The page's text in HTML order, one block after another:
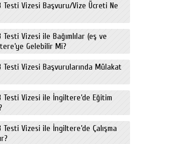
Testi Vizesi Başvuru/Vize Ücreti Ne
Vizesi ile Bağımlılar (eş ve
Gelebilir Mi?
Testi Vizesi Başvurularında Mülakat
Testi Vizesi ile İngiltere’de Eğitim
Vizesi ile İngiltere’de Çalışma